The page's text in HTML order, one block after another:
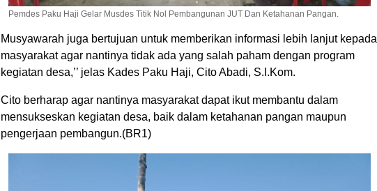
Pemdes Paku Haji Gelar Musdes Titik Nol Pembangunan JUT Dan Ketahanan Pangan.
Musyawarah juga bertujuan untuk memberikan informasi lebih lanjut kepada
masyarakat agar nantinya tidak ada yang salah paham dengan program
kegiatan desa,’’ jelas Kades Paku Haji, Cito Abadi, S.I.Kom.
Cito berharap agar nantinya masyarakat dapat ikut membantu dalam
mensukseskan kegiatan desa, baik dalam ketahanan pangan maupun
pengerjaan pembangun.(BR1)